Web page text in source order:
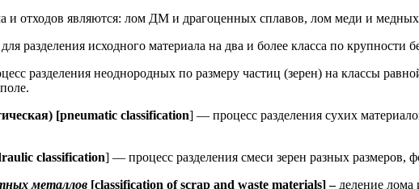
и отходов являются: лом ДМ и драгоценных сплавов, лом меди и медных
разделения исходного материала на два и более класса по
разделения неоднородных по размеру частиц (зерен) на классы
[pneumatic classification] — процесс разделения сухих
classification] — процесс разделения смеси зерен разных размеров,
металлов [classification of scrap and waste materials] – деление лома